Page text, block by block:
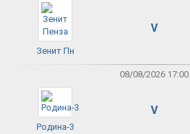
Зенит Пн
V
08/08/2026 17:00
Родина-3
V